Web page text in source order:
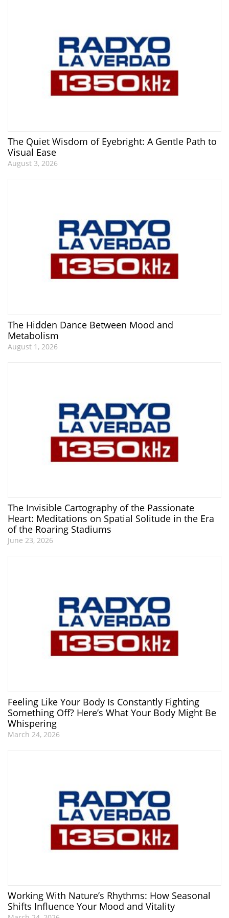
The Quiet Wisdom of Eyebright: A Gentle Path to
Visual Ease
August 3, 2026
The Hidden Dance Between Mood and
Metabolism
August 1, 2026
The Invisible Cartography of the Passionate
Heart: Meditations on Spatial Solitude in the Era
of the Roaring Stadiums
June 23, 2026
Feeling Like Your Body Is Constantly Fighting
Something Off? Here’s What Your Body Might Be
Whispering
March 24, 2026
Working With Nature’s Rhythms: How Seasonal
Shifts Influence Your Mood and Vitality